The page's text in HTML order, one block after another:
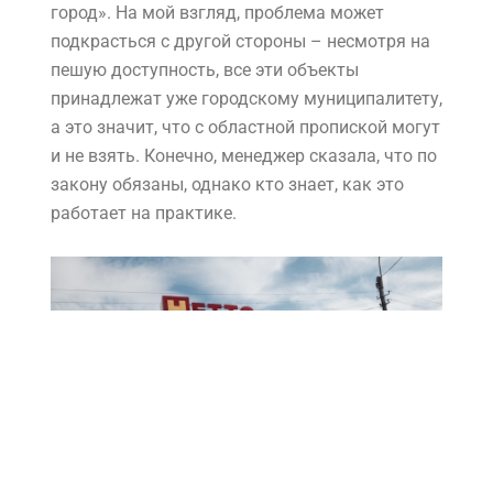
город». На мой взгляд, проблема может
подкрасться с другой стороны – несмотря на
пешую доступность, все эти объекты
принадлежат уже городскому муниципалитету,
а это значит, что с областной пропиской могут
и не взять. Конечно, менеджер сказала, что по
закону обязаны, однако кто знает, как это
работает на практике.